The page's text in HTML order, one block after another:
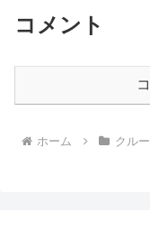
コメント
ホーム クル